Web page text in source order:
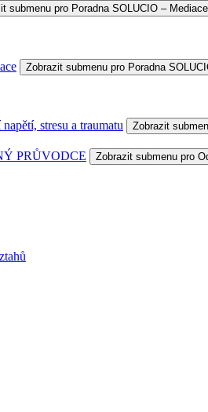
submenu pro Poradna SOLUCIO – Mediace
Zobrazit submenu pro Poradna
stresu a traumatu
Zobrazit
PRŮVODCE
Zobrazit submenu pro